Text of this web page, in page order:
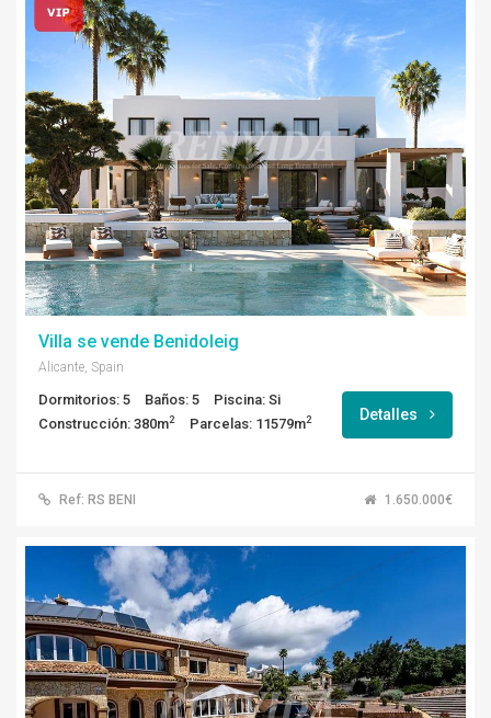
Villa se vende Benidoleig
Alicante, Spain
Dormitorios: 5 Baños: 5
Piscina: Si
Construcción: 380m2 Parcelas: 11579m2 Detalles
Ref: RS BENI 1.650.000€